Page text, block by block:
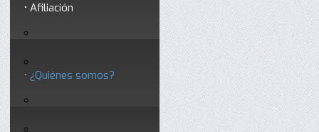
Afiliación
Testimonios
Somedicyt
¿Quiénes somos?
Servicios